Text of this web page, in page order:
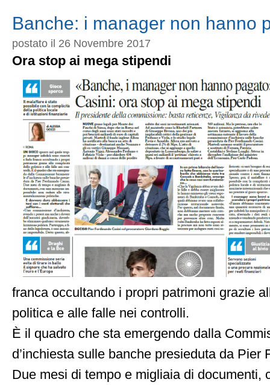
mezzo
Banche: i manager non hanno
postato il 26 Novembre 2017
Ora stop ai mega stipendi
franca occultando i propri patrimoni grazie
politica e alle falle nei controlli.
È il quadro che sta emergendo dalla
d’inchiesta sulle banche presieduta da Pier
Due mesi di tempo e migliaia di documenti,